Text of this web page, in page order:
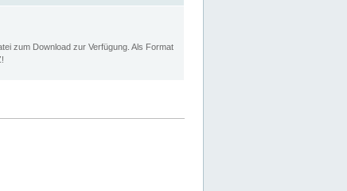
zum Download zur Verfügung. Als Format